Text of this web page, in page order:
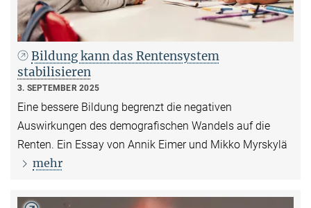
Bildung kann das Rentensystem
stabilisieren
3. SEPTEMBER 2025
Eine bessere Bildung begrenzt die negativen
Auswirkungen des demografischen Wandels auf die
Renten. Ein Essay von Annik Eimer und Mikko Myrskylä
mehr